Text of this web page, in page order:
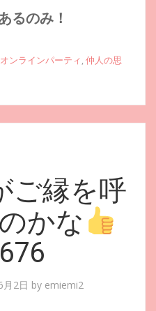
るのみ！
オンラインパーティ,仲人の思
ご縁を呼
かな
月2日 by emiemi2